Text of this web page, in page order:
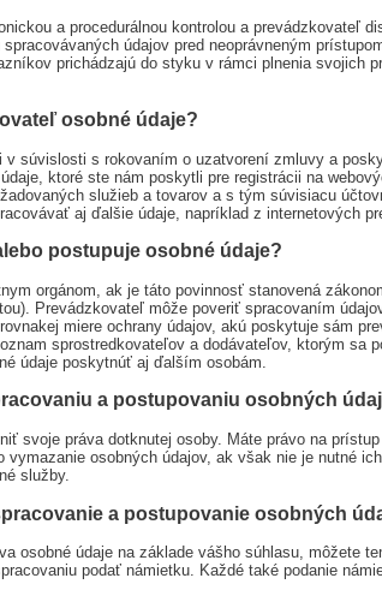
a procedurálnou kontrolou a prevádzkovateľ
údajov pred neoprávneným
prichádzajú do styku v rámci plnenia svojich
osobné údaje?
súvislosti s rokovaním o uzatvorení zmluvy a
ktoré ste nám poskytli pre registrácii na
služieb a tovarov a s tým súvisiacu
aj ďalšie údaje, napríklad z internetových
postupuje osobné údaje?
orgánom, ak je táto povinnosť stanovená
Prevádzkovateľ môže poveriť spracovaním
miere ochrany údajov, akú poskytuje sám
sprostredkovateľov a dodávateľov, ktorým sa
údaje poskytnúť aj ďalším osobám.
a postupovaniu osobných
svoje práva dotknutej osoby. Máte právo na
vymazanie osobných údajov, ak však nie je nutné
služby.
a postupovanie osobných
osobné údaje na základe vášho súhlasu, môžete
podať námietku. Každé také podanie